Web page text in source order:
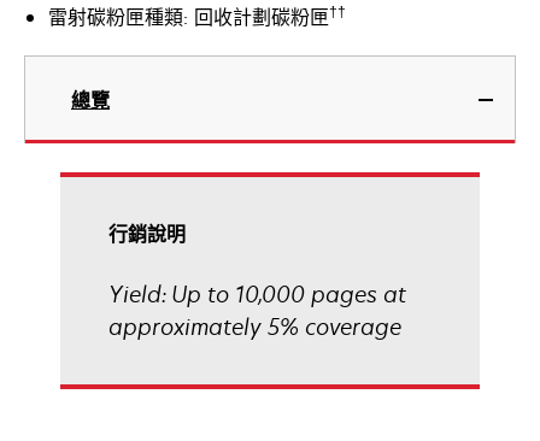
雷射碳粉匣種類: 回收計劃碳粉匣††
總覽
行銷說明
Yield: Up to 10,000 pages at
approximately 5% coverage